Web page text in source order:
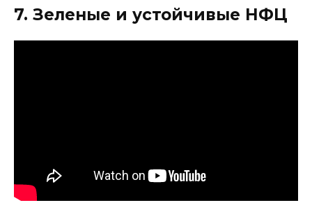
7. Зеленые и устойчивые НФЦ